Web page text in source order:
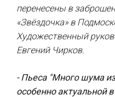
перенесены в
«Звёздочка» в
Художественный
Евгений Чирков.
- Пьеса "Много шума
особенно актуальной